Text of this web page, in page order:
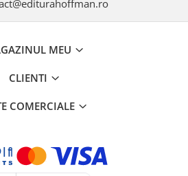
MEU
CLIENTI
COMERCIALE